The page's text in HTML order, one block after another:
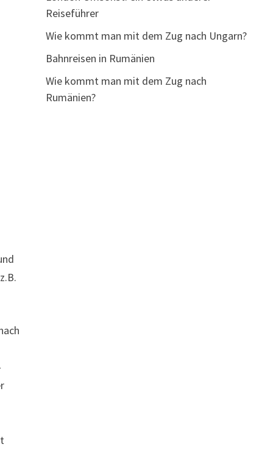
Reiseführer
Wie kommt man mit dem Zug nach Ungarn?
Bahnreisen in Rumänien
Wie kommt man mit dem Zug nach
Rumänien?